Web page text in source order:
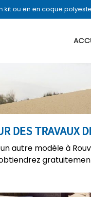
kit ou en en coque
DES TRAVAUX
autre modèle à